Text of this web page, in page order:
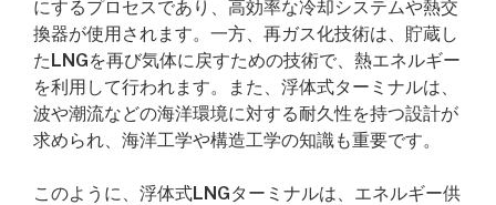
にするプロセスであり、高効率な冷却システムや熱交
換器が使用されます。一方、再ガス化技術は、貯蔵し
たLNGを再び気体に戻すための技術で、熱エネルギー
を利用して行われます。また、浮体式ターミナルは、
波や潮流などの海洋環境に対する耐久性を持つ設計が
求められ、海洋工学や構造工学の知識も重要です。
このように、浮体式LNGターミナルは、エネルギー供